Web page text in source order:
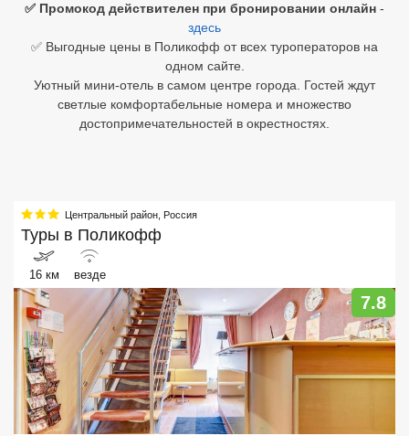
✅ Промокод действителен при бронировании онлайн -
здесь
✅ Выгодные цены в Поликофф от всех туроператоров на
одном сайте.
Уютный мини-отель в самом центре города. Гостей ждут
светлые комфортабельные номера и множество
достопримечательностей в окрестностях.
Центральный район, Россия
Туры в Поликофф
16 км везде
7.8
Шри Ланка
Вьетнам
Хайнань
Северный Гоа
Южный Гоа
Занзибар
Абхазия
Большой Сочи